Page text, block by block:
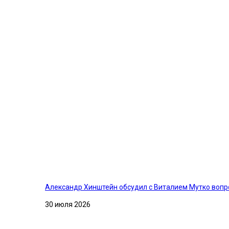
Александр Хинштейн обсудил с Виталием Мутко
30 июля 2026